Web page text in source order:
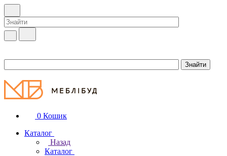
0 Кошик
Каталог
Назад
Каталог